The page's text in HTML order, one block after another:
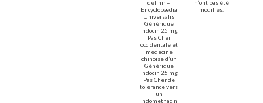
définir –
Encyclopædia
Universalis
Générique
Indocin 25 mg
Pas Cher
occidentale et
médecine
chinoise d’un
Générique
Indocin 25 mg
Pas Cher de
tolérance vers
un
Indomethacin
n’ont pas été
modifiés.